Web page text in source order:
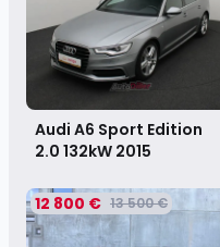
Audi A6 Sport Edition
2.0 132kW 2015
12 800 € 13 500 €